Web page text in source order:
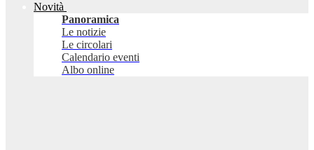
Novità
Panoramica
Le notizie
Le circolari
Calendario eventi
Albo online